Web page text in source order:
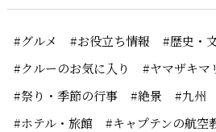
#グルメ #お役立ち情報 #歴史・
#クルーのお気に入り
#ヤマザキマ
#祭り・季節の行事
#絶景 #九州
#ホテル・旅館
#キャプテンの航空